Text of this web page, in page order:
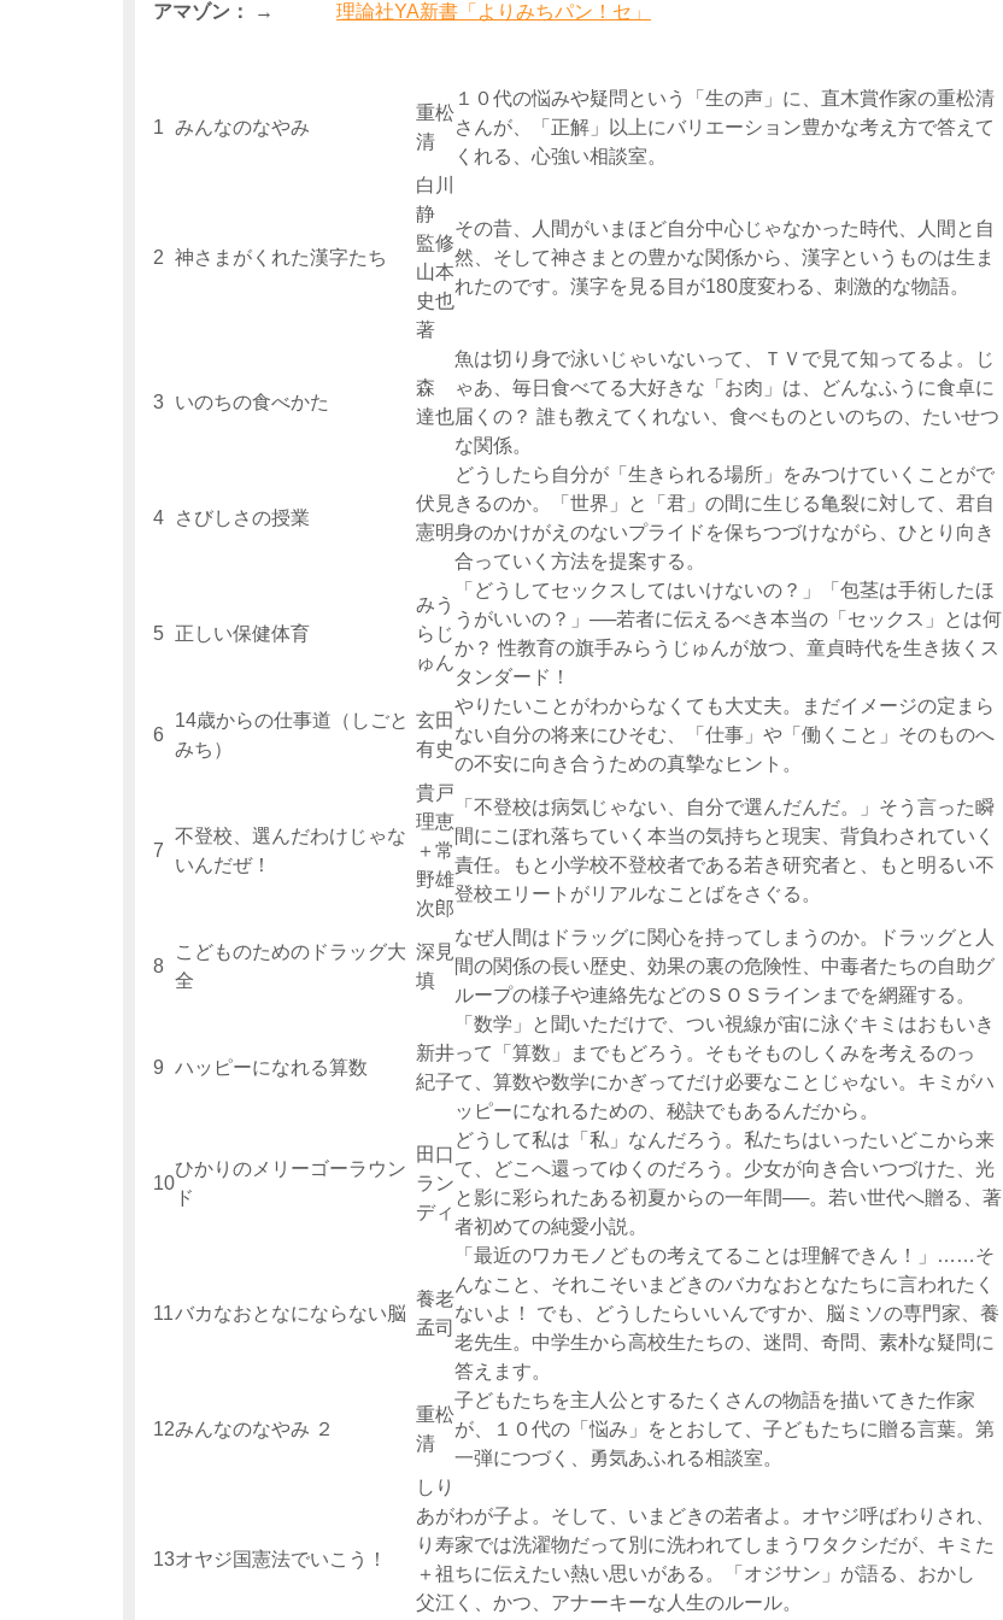
アマゾン： → 理論社YA新書「よりみちパン！セ」
1 みんなのなやみ
重松
清
１０代の悩みや疑問という「生の声」に、直木賞作家の重松清
さんが、「正解」以上にバリエーション豊かな考え方で答えて
くれる、心強い相談室。
2 神さまがくれた漢字たち
白川
静
監修
山本
史也
著
その昔、人間がいまほど自分中心じゃなかった時代、人間と自
然、そして神さまとの豊かな関係から、漢字というものは生ま
れたのです。漢字を見る目が180度変わる、刺激的な物語。
3 いのちの食べかた
森
達也
魚は切り身で泳いじゃいないって、ＴＶで見て知ってるよ。じ
ゃあ、毎日食べてる大好きな「お肉」は、どんなふうに食卓に
届くの？ 誰も教えてくれない、食べものといのちの、たいせつ
な関係。
4 さびしさの授業
伏見
憲明
どうしたら自分が「生きられる場所」をみつけていくことがで
きるのか。「世界」と「君」の間に生じる亀裂に対して、君自
身のかけがえのないプライドを保ちつづけながら、ひとり向き
合っていく方法を提案する。
5 正しい保健体育
みう
らじ
ゅん
「どうしてセックスしてはいけないの？」「包茎は手術したほ
うがいいの？」──若者に伝えるべき本当の「セックス」とは何
か？ 性教育の旗手みらうじゅんが放つ、童貞時代を生き抜くス
タンダード！
6
14歳からの仕事道（しごと
みち）
玄田
有史
やりたいことがわからなくても大丈夫。まだイメージの定まら
ない自分の将来にひそむ、「仕事」や「働くこと」そのものへ
の不安に向き合うための真摯なヒント。
7
不登校、選んだわけじゃな
いんだぜ！
貴戸
理恵
＋常
野雄
次郎
「不登校は病気じゃない、自分で選んだんだ。」そう言った瞬
間にこぼれ落ちていく本当の気持ちと現実、背負わされていく
責任。もと小学校不登校者である若き研究者と、もと明るい不
登校エリートがリアルなことばをさぐる。
8
こどものためのドラッグ大
全
深見
填
なぜ人間はドラッグに関心を持ってしまうのか。ドラッグと人
間の関係の長い歴史、効果の裏の危険性、中毒者たちの自助グ
ループの様子や連絡先などのＳＯＳラインまでを網羅する。
9 ハッピーになれる算数
新井
紀子
「数学」と聞いただけで、つい視線が宙に泳ぐキミはおもいき
って「算数」までもどろう。そもそものしくみを考えるのっ
て、算数や数学にかぎってだけ必要なことじゃない。キミがハ
ッピーになれるための、秘訣でもあるんだから。
10
ひかりのメリーゴーラウン
ド
田口
ラン
ディ
どうして私は「私」なんだろう。私たちはいったいどこから来
て、どこへ還ってゆくのだろう。少女が向き合いつづけた、光
と影に彩られたある初夏からの一年間──。若い世代へ贈る、著
者初めての純愛小説。
11バカなおとなにならない脳
養老
孟司
「最近のワカモノどもの考えてることは理解できん！」……そ
んなこと、それこそいまどきのバカなおとなたちに言われたく
ないよ！ でも、どうしたらいいんですか、脳ミソの専門家、養
老先生。中学生から高校生たちの、迷問、奇問、素朴な疑問に
答えます。
12みんなのなやみ ２
重松
清
子どもたちを主人公とするたくさんの物語を描いてきた作家
が、１０代の「悩み」をとおして、子どもたちに贈る言葉。第
一弾につづく、勇気あふれる相談室。
13オヤジ国憲法でいこう！
しり
あが
り寿
＋祖
父江
わが子よ。そして、いまどきの若者よ。オヤジ呼ばわりされ、
家では洗濯物だって別に洗われてしまうワタクシだが、キミた
ちに伝えたい熱い思いがある。「オジサン」が語る、おかし
く、かつ、アナーキーな人生のルール。